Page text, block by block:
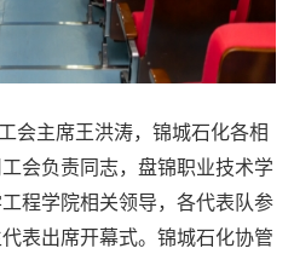
会主席王洪涛，锦城石化各相
会负责同志，盘锦职业技术学
程学院相关领导，各代表队参
表出席开幕式。锦城石化协管